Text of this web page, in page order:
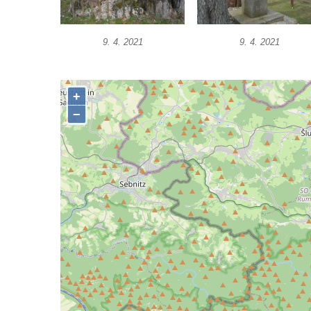
Boží muka na rozcestí východně od Chouče
Kříž u polní cesty severozápadně od Kozel
Údajný kříž na návsi v Kozlech
Centrální kříž hřbitova v Kozlech
Kříž východně od Oparna u cesty na Lovoš
Pamětní kříž na Lovoši
Kříž na rozcestí u domu čp. 49 ve Svojkově
Centrální kříž bývalého hřbitova v Horním
Chlumu
Kříž jižně od Prysku
Boží muka svatého Floriána v Mezné
9. 4. 2021 9. 4. 2021